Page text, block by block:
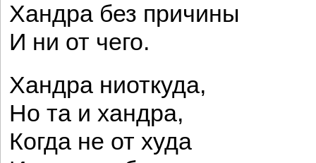
Хандра без причины
И ни от чего.
Хандра ниоткуда,
Но та и хандра,
Когда не от худа